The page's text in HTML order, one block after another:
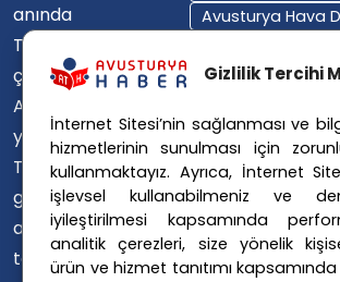
Gizlilik Tercihi
İnternet Sitesi’nin sağlanması ve
hizmetlerinin sunulması için
kullanmaktayız. Ayrıca, İnternet
işlevsel kullanabilmeniz ve
iyileştirilmesi kapsamında
analitik çerezleri, size yönelik
ürün ve hizmet tanıtımı
anında
Türkçe'ye
çevirerek,
Avusturya'da
yaşayan
Türklerin ülke
gündemini
ana dillerinde
takip
Avusturya Hava
Avusturya Polisi
Avusturya Polis
Avusturya Sağlık
Avusturya Siyaseti
Avusturya Suç
Avusturya Trafik
Donald Trump